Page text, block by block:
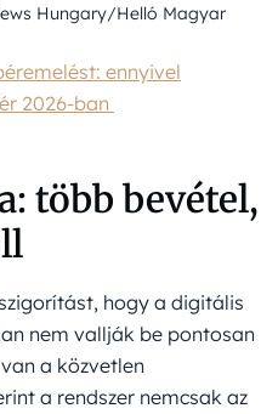
Hungary/Helló Magyar
ennyivel
2026-ban
több bevétel,
hogy a digitális
nem vallják be pontosan
a közvetlen
a rendszer nemcsak az